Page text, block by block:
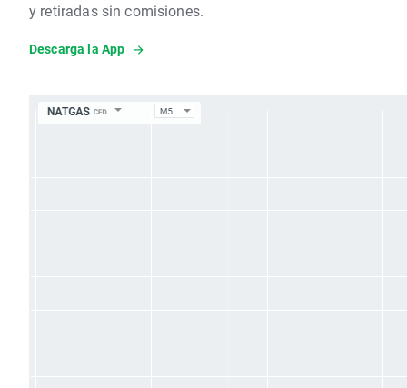
y retiradas sin comisiones.
Descarga la App